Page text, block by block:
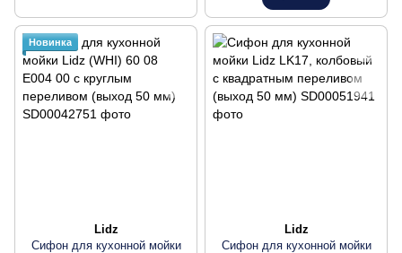
Новинка
Lidz
Сифон для кухонной мойки
Lidz
Сифон для кухонной мойки